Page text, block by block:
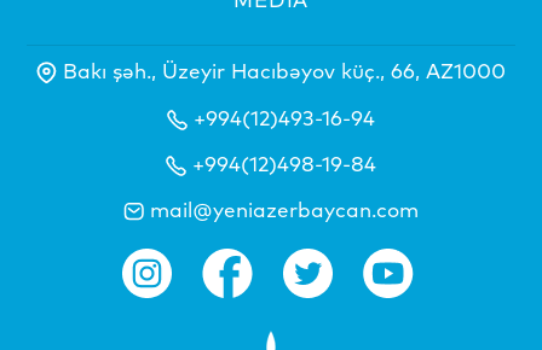
Bakı şəh., Üzeyir Hacıbəyov küç., 66, AZ1000
+994(12)493-16-94
+994(12)498-19-84
mail@yeniazerbaycan.com